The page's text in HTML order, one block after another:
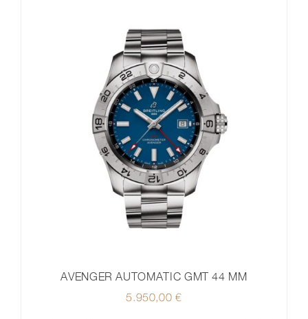
AVENGER AUTOMATIC GMT 44 MM
5.950,00€